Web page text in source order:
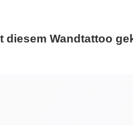
diesem Wandtattoo